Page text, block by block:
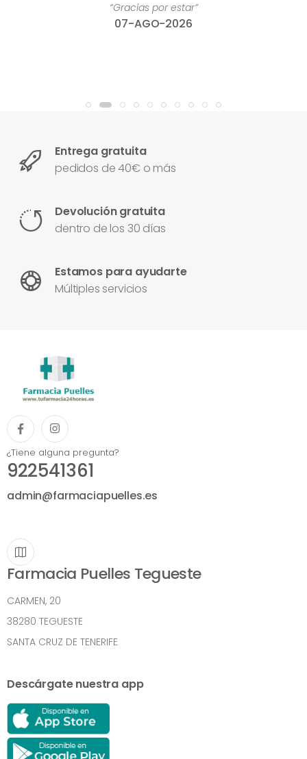
“Gracias por estar”
07-AGO-2026
Entrega gratuita
pedidos de 40€ o más
Devolución gratuita
dentro de los 30 días
Estamos para ayudarte
Múltiples servicios
¿Tiene alguna pregunta?
922541361
admin@farmaciapuelles.es
Farmacia Puelles Tegueste
CARMEN, 20
38280 TEGUESTE
SANTA CRUZ DE TENERIFE
Descárgate nuestra app